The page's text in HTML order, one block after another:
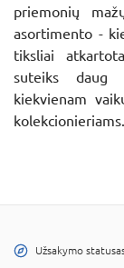
priemonių
asortimento -
tiksliai
suteiks daug
kiekvienam
kolekcionieriams.
Užsakymo